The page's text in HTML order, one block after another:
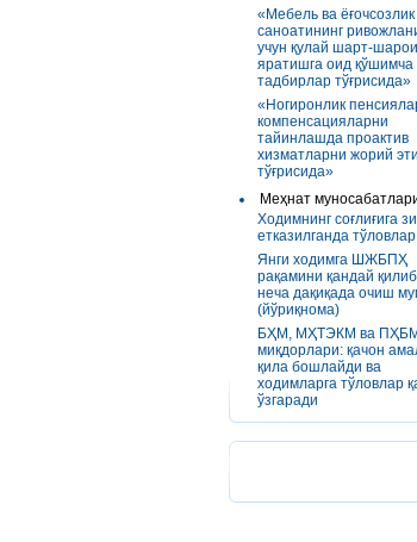
«Мебель ва ёғочсозлик
саноатининг
учун қулай шарт-
яратишга оид қўшимча
тадбирлар тўғрисида»
«Ногиронлик
компенсацияларни
тайинлашда проактив
хизматларни жорий
тўғрисида»
Меҳнат
Ходимнинг соғлиғига
етказилганда
Янги ходимга ШЖБПҲ
рақамини қандай
неча дақиқада очиш
(йўриқнома)
БҲМ, МҲТЭКМ ва ПҲБМ
миқдорлари: қачон
қила бошлайди ва
ходимларга тўловлар
ўзгаради